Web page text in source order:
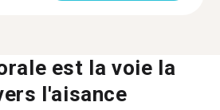
est la voie la
l'aisance